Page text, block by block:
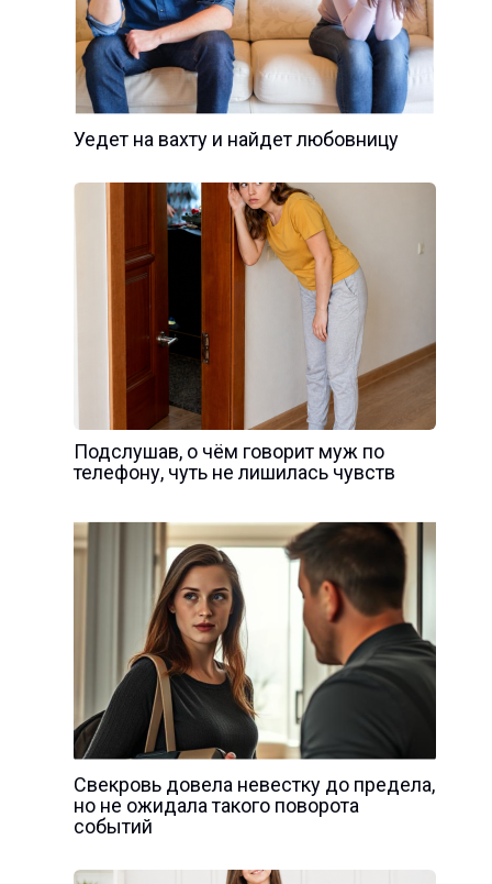
Уедет на вахту и найдет любовницу
Подслушав, о чём говорит муж по
телефону, чуть не лишилась чувств
Свекровь довела невестку до предела,
но не ожидала такого поворота
событий